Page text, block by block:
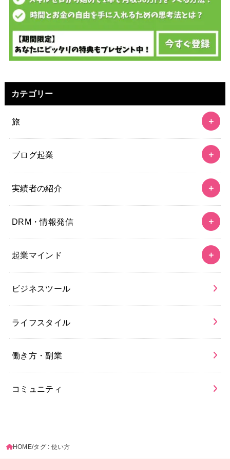
カテゴリー
旅
ブログ起業
実績者の紹介
DRM・情報発信
起業マインド
ビジネスツール
ライフスタイル
働き方・副業
コミュニティ
HOME タグ : 使い方